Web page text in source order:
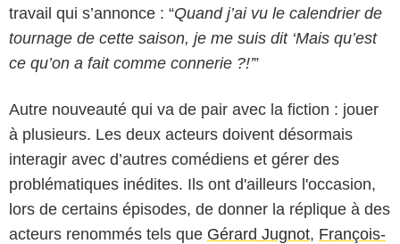
travail qui s’annonce : “Quand j’ai vu le calendrier de
tournage de cette saison, je me suis dit ‘Mais qu’est
ce qu’on a fait comme connerie ?!’”
Autre nouveauté qui va de pair avec la fiction : jouer
à plusieurs. Les deux acteurs doivent désormais
interagir avec d’autres comédiens et gérer des
problématiques inédites. Ils ont d'ailleurs l'occasion,
lors de certains épisodes, de donner la réplique à des
acteurs renommés tels que Gérard Jugnot, François-